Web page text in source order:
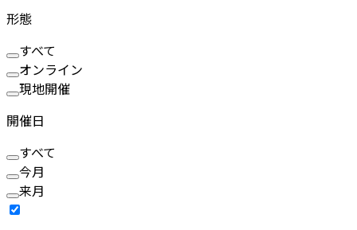
形態
すべて
オンライン
現地開催
開催日
すべて
今月
来月